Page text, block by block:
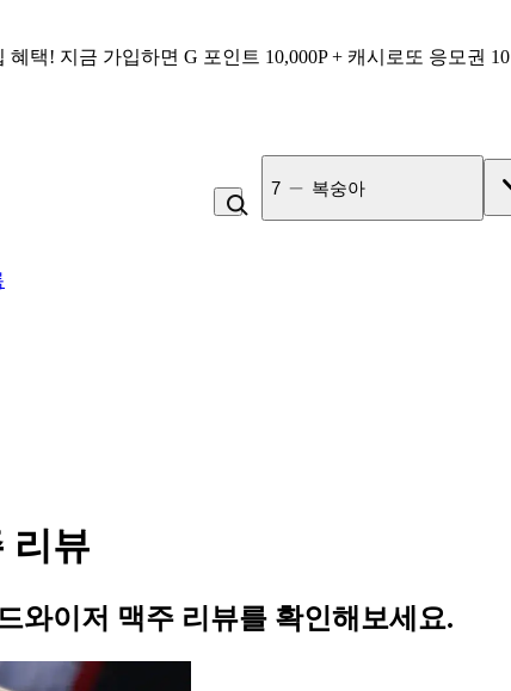
혜택! 지금 가입하면 G 포인트 10,000P + 캐시로또 응모권
7 복숭아
리뷰
와이저 맥주 리뷰를 확인해보세요.